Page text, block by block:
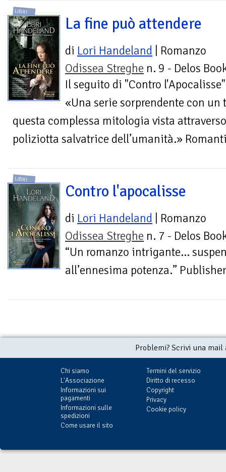
LIBRI
La fine può attendere
di Lori Handeland | Romanzo
Odissea Streghe n. 9 - Delos
Il seguito di "Contro
«Una serie sorprendente con
questa complessa mitologia vista
poliziotta salvatrice dell’umanità.»
LIBRI
Contro l'apocalisse
di Lori Handeland | Romanzo
Odissea Streghe n. 7 - Delos
“Un romanzo intrigante...
all’ennesima potenza.”
Problemi? Scrivi una
Chi siamo
L'Associazione
Informazioni sui
pagamenti
Informazioni sulle
spedizioni
Come usare il sito
Termini del servizio
Diritto di recesso
Copyright
Privacy
Cookie policy